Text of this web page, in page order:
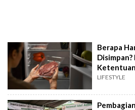
Berapa
LIFESTYLE